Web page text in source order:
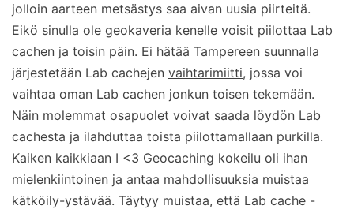
jolloin aarteen metsästys saa aivan uusia piirteitä.
Eikö sinulla ole geokaveria kenelle voisit piilottaa Lab
cachen ja toisin päin. Ei hätää Tampereen suunnalla
järjestetään Lab cachejen vaihtarimiitti, jossa voi
vaihtaa oman Lab cachen jonkun toisen tekemään.
Näin molemmat osapuolet voivat saada löydön Lab
cachesta ja ilahduttaa toista piilottamallaan purkilla.
Kaiken kaikkiaan I <3 Geocaching kokeilu oli ihan
mielenkiintoinen ja antaa mahdollisuuksia muistaa
kätköily-ystävää. Täytyy muistaa, että Lab cache -